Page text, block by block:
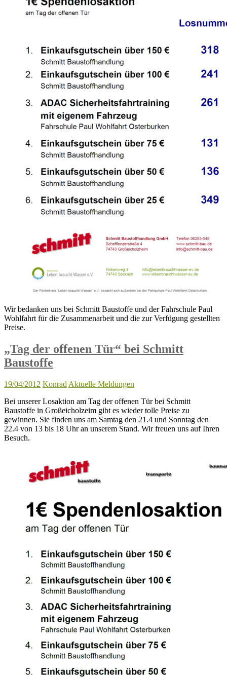
Wir bedanken uns bei Schmitt Baustoffe und der Fahrschule Paul
Wohlfahrt für die Zusammenarbeit und die zur Verfügung gestellten
Preise.
„Tag der offenen Tür“ bei Schmitt
Baustoffe
19/04/2012 Konrad Aktuelle Meldungen
Bei unserer Losaktion am Tag der offenen Tür bei Schmitt
Baustoffe in Großeicholzeim gibt es wieder tolle Preise zu
gewinnen. Sie finden uns am Samtag den 21.4 und Sonntag den
22.4 von 13 bis 18 Uhr an unserem Stand. Wir freuen uns auf Ihren
Besuch.